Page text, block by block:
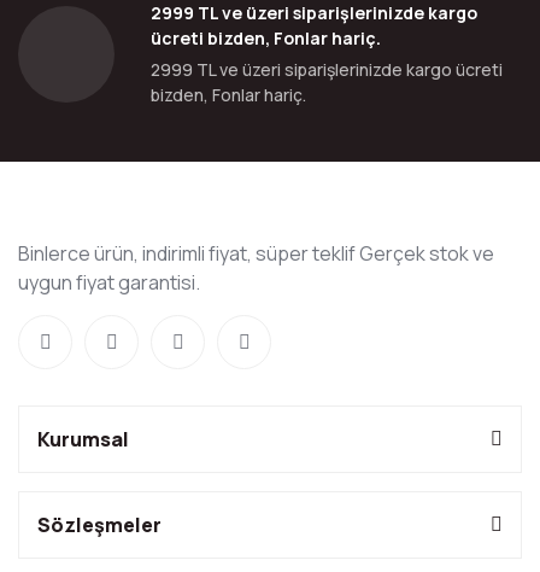
2999 TL ve üzeri siparişlerinizde kargo
ücreti bizden, Fonlar hariç.
2999 TL ve üzeri siparişlerinizde kargo ücreti
bizden, Fonlar hariç.
Binlerce ürün, indirimli fiyat, süper teklif Gerçek stok ve
uygun fiyat garantisi.
Kurumsal
Sözleşmeler